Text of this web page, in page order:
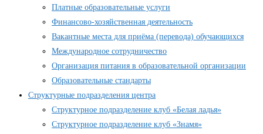
Платные образовательные услуги
Финансово-хозяйственная деятельность
Вакантные места для приёма (перевода) обучающихся
Международное сотрудничество
Организация питания в образовательной организации
Образовательные стандарты
Структурные подразделения центра
Структурное подразделение клуб «Белая ладья»
Структурное подразделение клуб «Знамя»